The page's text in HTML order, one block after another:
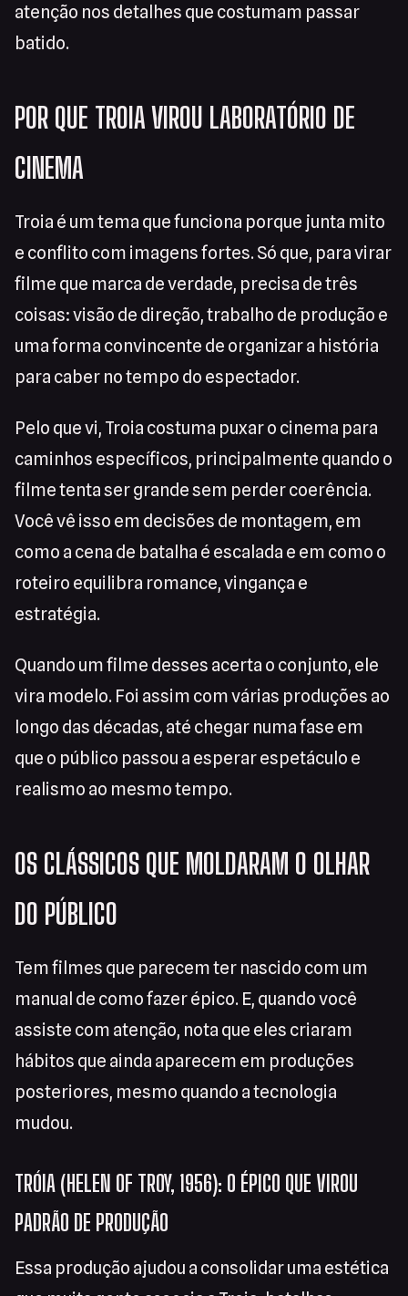
atenção nos detalhes que costumam passar
batido.
POR QUE TROIA VIROU LABORATÓRIO DE
CINEMA
Troia é um tema que funciona porque junta mito
e conflito com imagens fortes. Só que, para virar
filme que marca de verdade, precisa de três
coisas: visão de direção, trabalho de produção e
uma forma convincente de organizar a história
para caber no tempo do espectador.
Pelo que vi, Troia costuma puxar o cinema para
caminhos específicos, principalmente quando o
filme tenta ser grande sem perder coerência.
Você vê isso em decisões de montagem, em
como a cena de batalha é escalada e em como o
roteiro equilibra romance, vingança e
estratégia.
Quando um filme desses acerta o conjunto, ele
vira modelo. Foi assim com várias produções ao
longo das décadas, até chegar numa fase em
que o público passou a esperar espetáculo e
realismo ao mesmo tempo.
OS CLÁSSICOS QUE MOLDARAM O OLHAR
DO PÚBLICO
Tem filmes que parecem ter nascido com um
manual de como fazer épico. E, quando você
assiste com atenção, nota que eles criaram
hábitos que ainda aparecem em produções
posteriores, mesmo quando a tecnologia
mudou.
TRÓIA (HELEN OF TROY, 1956): O ÉPICO QUE VIROU
PADRÃO DE PRODUÇÃO
Essa produção ajudou a consolidar uma estética